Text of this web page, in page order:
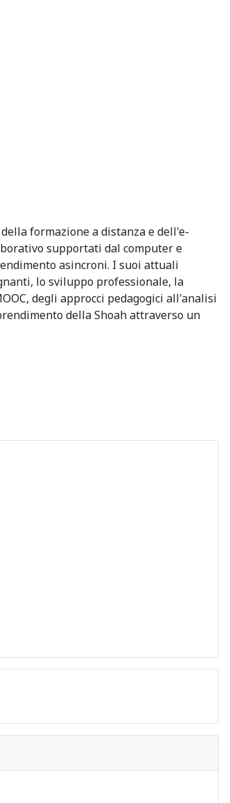
formazione a distanza e dell'e-
supportati dal computer e
asincroni. I suoi attuali
lo sviluppo professionale, la
degli approcci pedagogici all'analisi
della Shoah attraverso un